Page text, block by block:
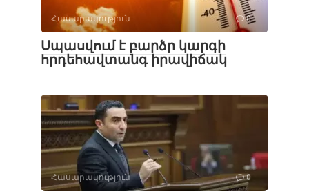
Հասարակություն 0
Սպասվում է բարձր կարգի
հրդեհավտանգ իրավիճակ
Հասարակություն 0